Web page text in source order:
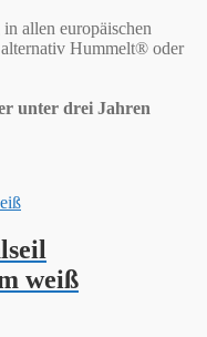
allen europäischen
Hummelt® oder
unter drei Jahren
weiß